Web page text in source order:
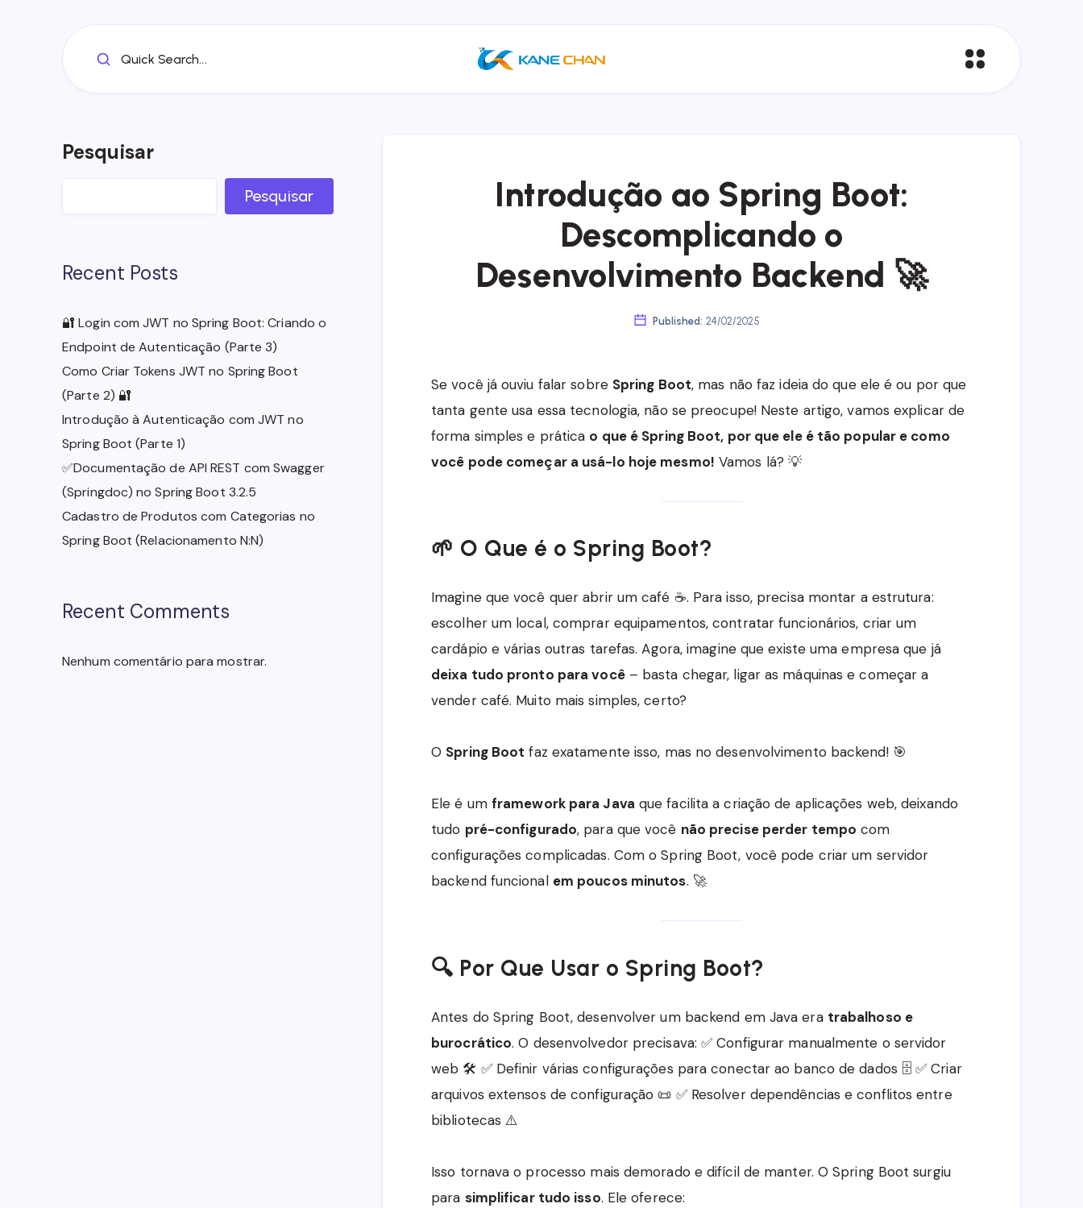
Quick Search...
Introdução ao Spring Boot:
Descomplicando o
Desenvolvimento Backend 🚀
Published: 24/02/2025
Se você já ouviu falar sobre Spring Boot, mas não faz ideia do que ele é ou por que
tanta gente usa essa tecnologia, não se preocupe! Neste artigo, vamos explicar de
forma simples e prática o que é Spring Boot, por que ele é tão popular e como
você pode começar a usá-lo hoje mesmo! Vamos lá? 💡
🌱 O Que é o Spring Boot?
Imagine que você quer abrir um café ☕. Para isso, precisa montar a estrutura:
escolher um local, comprar equipamentos, contratar funcionários, criar um
cardápio e várias outras tarefas. Agora, imagine que existe uma empresa que já
deixa tudo pronto para você– basta chegar, ligar as máquinas e começar a
vender café. Muito mais simples, certo?
O Spring Boot faz exatamente isso, mas no desenvolvimento backend! 🎯
Ele é um framework para Java que facilita a criação de aplicações web, deixando
tudo pré-configurado, para que você não precise perder tempo com
configurações complicadas. Com o Spring Boot, você pode criar um servidor
backend funcional em poucos minutos. 🚀
🔍 Por Que Usar o Spring Boot?
Antes do Spring Boot, desenvolver um backend em Java era trabalhoso e
burocrático. O desenvolvedor precisava: ✅ Configurar manualmente o servidor
web 🛠️ ✅ Definir várias configurações para conectar ao banco de dados 🗄️ ✅ Criar
arquivos extensos de configuração 📜 ✅ Resolver dependências e conflitos entre
bibliotecas ⚠️
Isso tornava o processo mais demorado e difícil de manter. O Spring Boot surgiu
para simplificar tudo isso. Ele oferece:
Pesquisar
Pesquisar
Recent Posts
🔐 Login com JWT no Spring Boot: Criando o
Endpoint de Autenticação (Parte 3)
Como Criar Tokens JWT no Spring Boot
(Parte 2) 🔐
Introdução à Autenticação com JWT no
Spring Boot (Parte 1)
✅Documentação de API REST com Swagger
(Springdoc) no Spring Boot 3.2.5
Cadastro de Produtos com Categorias no
Spring Boot (Relacionamento N:N)
Recent Comments
Nenhum comentário para mostrar.